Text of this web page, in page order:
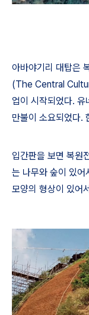
아바야기리 대탑은
(The Central
업이 시작되었다. 유
만불이 소요되었다.
입간판을 보면 복원
는 나무와 숲이 있어
모양의 형상이 있어